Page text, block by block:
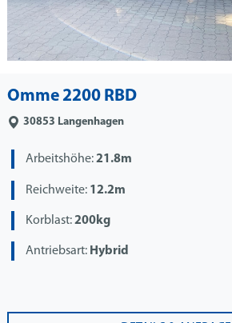
Omme 2200 RBD
30853 Langenhagen
Arbeitshöhe:21.8m
Reichweite: 12.2m
Korblast:200kg
Antriebsart: Hybrid